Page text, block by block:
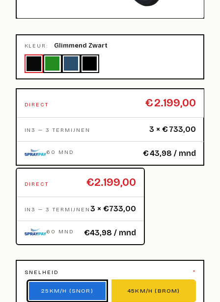
KLEUR: Glimmend Zwart
DIRECT €2.199,00
IN3 — 3 TERMIJNEN 3 × € 733,00
60 MND €43,98 / mnd
DIRECT €2.199,00
IN3 — 3 TERMIJNEN3 × €733,00
60 MND €43,98 / mnd
SNELHEID *
25KM/H (SNOR) 45KM/H (BROM)